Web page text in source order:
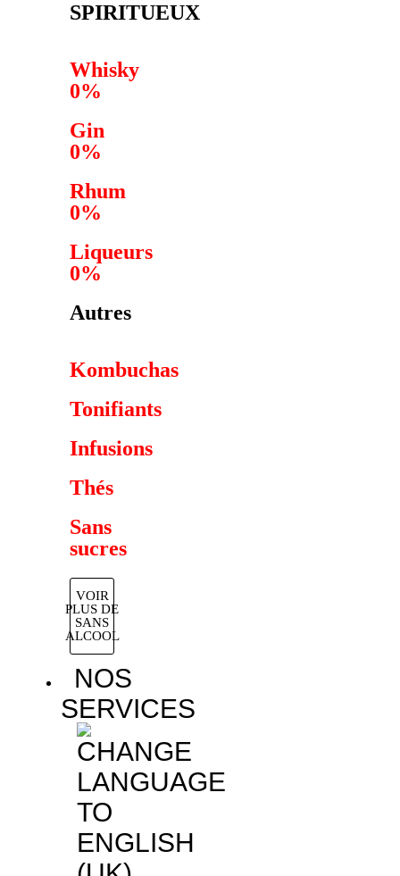
SPIRITUEUX
Whisky
0%
Gin
0%
Rhum
0%
Liqueurs
0%
Autres
Kombuchas
Tonifiants
Infusions
Thés
Sans
sucres
VOIR
PLUS DE
SANS
ALCOOL
NOS
SERVICES